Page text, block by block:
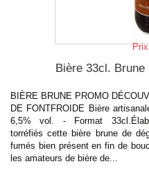
Bière 33cl. Brune
BIÈRE BRUNE PROMO
DE FONTFROIDE Bière
6,5% vol. - Format
torréfiés cette bière brune de
fumés bien présent en fin de
les amateurs de bière de...